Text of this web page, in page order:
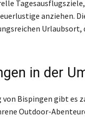
anziehen.
in der
von Bispingen gibt es
Outdoor-